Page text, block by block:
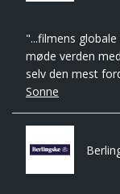
"...filmens
møde verden
selv den mest
Sonne